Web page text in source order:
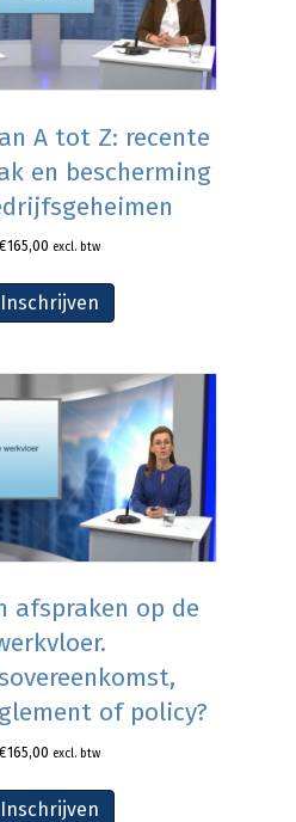
A tot Z: recente
en bescherming
€165,00 excl. btw
Inschrijven
afspraken op de
of policy?
€165,00 excl. btw
Inschrijven